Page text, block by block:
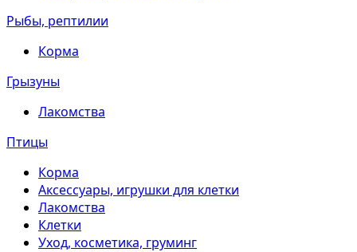
Рыбы, рептилии
Корма
Грызуны
Лакомства
Птицы
Корма
Аксессуары, игрушки для клетки
Лакомства
Клетки
Уход, косметика, груминг